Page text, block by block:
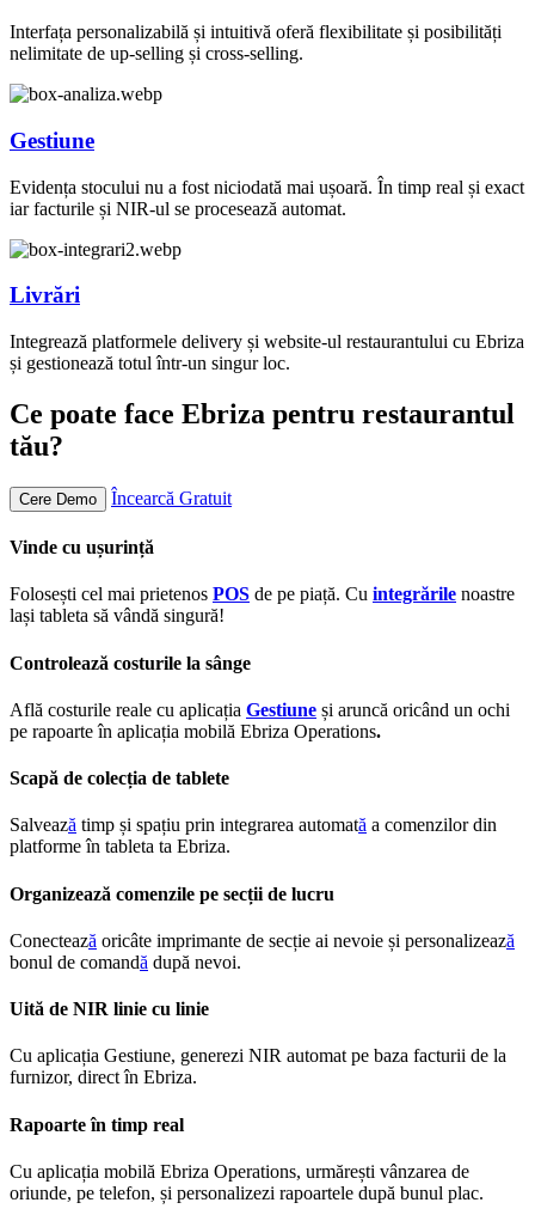
Interfața personalizabilă și intuitivă oferă flexibilitate și posibilități
nelimitate de up-selling și cross-selling.
Gestiune
Evidența stocului nu a fost niciodată mai ușoară. În timp real și exact
iar facturile și NIR-ul se procesează automat.
Livrări
Integrează platformele delivery și website-ul restaurantului cu Ebriza
și gestionează totul într-un singur loc.
Ce poate face Ebriza pentru restaurantul
tău?
Cere Demo Încearcă Gratuit
Vinde cu ușurință
Folosești cel mai prietenos POS de pe piață. Cu integrările noastre
lași tableta să vândă singură!
Controlează costurile la sânge
Află costurile reale cu aplicația Gestiune și aruncă oricând un ochi
pe rapoarte în aplicația mobilă Ebriza Operations.
Scapă de colecția de tablete
Salvează timp și spațiu prin integrarea automată a comenzilor din
platforme în tableta ta Ebriza.
Organizează comenzile pe secții de lucru
Conectează oricâte imprimante de secție ai nevoie și personalizează
bonul de comandă după nevoi.
Uită de NIR linie cu linie
Cu aplicația Gestiune, generezi NIR automat pe baza facturii de la
furnizor, direct în Ebriza.
Rapoarte în timp real
Cu aplicația mobilă Ebriza Operations, urmărești vânzarea de
oriunde, pe telefon, și personalizezi rapoartele după bunul plac.